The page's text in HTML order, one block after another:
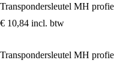
Transpondersleutel MH
€ 10,84 incl. btw
Transpondersleutel MH